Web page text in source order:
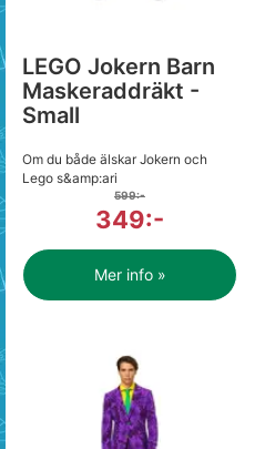
LEGO Jokern Barn
Maskeraddräkt -
Small
Om du både älskar Jokern och
Lego s&amp:ari
599:-
349:-
Mer info »